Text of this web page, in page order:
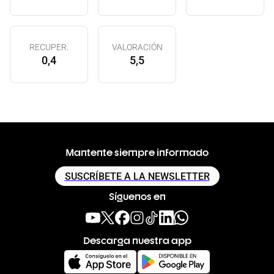
RECUPER.
0,4
VALORACIÓN
5,5
Mantente siempre informado
SUSCRÍBETE A LA NEWSLETTER
Síguenos en
Descarga nuestra app